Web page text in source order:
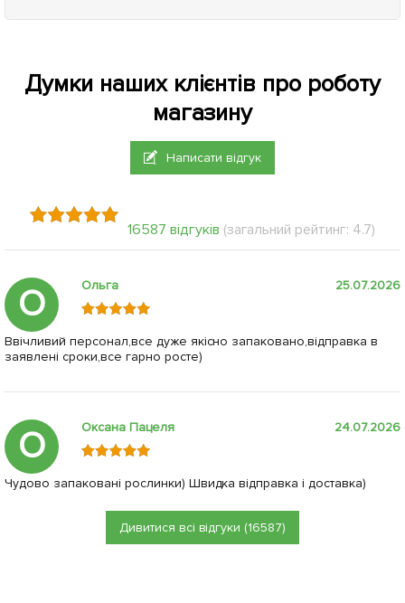
Думки наших клієнтів про роботу
магазину
Написати відгук
16587 відгуків (загальний рейтинг: 4.7)
О Ольга 25.07.2026
Ввічливий персонал,все дуже якісно запаковано,відправка в
заявлені сроки,все гарно росте)
О Оксана Пацеля 24.07.2026
Чудово запаковані рослинки) Швидка відправка і доставка)
Дивитися всі відгуки (16587)